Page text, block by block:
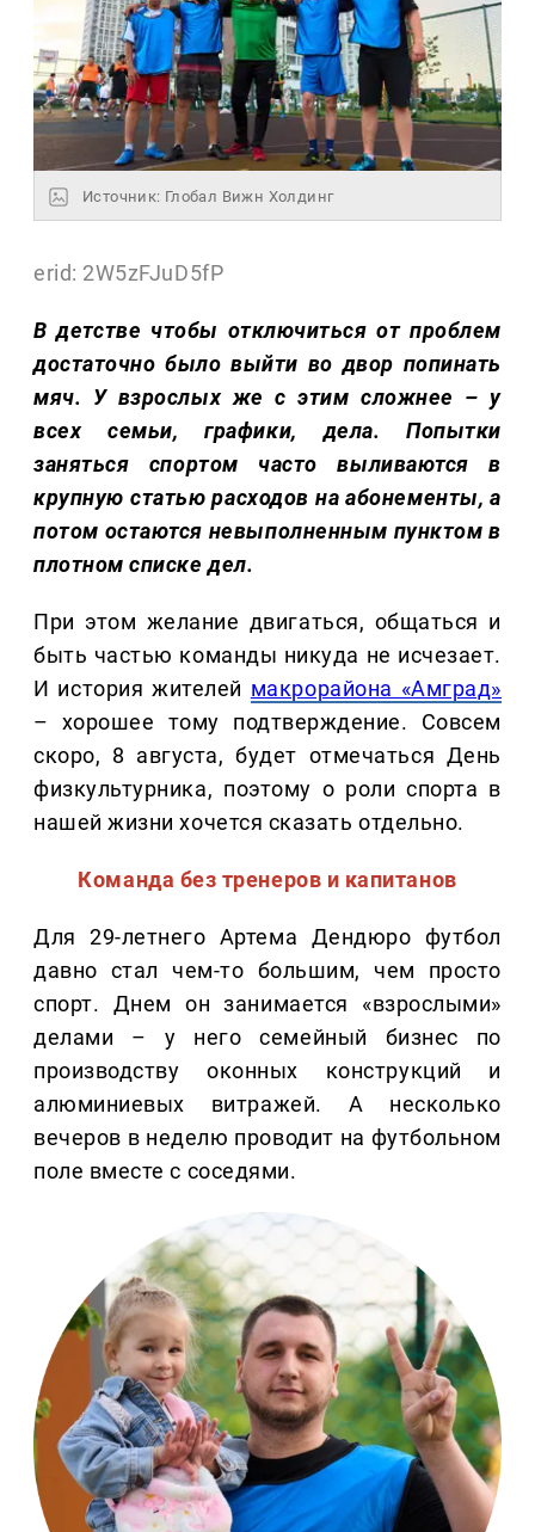
Источник: Глобал Вижн Холдинг
erid: 2W5zFJuD5fP
В детстве чтобы отключиться от проблем
достаточно было выйти во двор попинать
мяч. У взрослых же с этим сложнее – у
всех семьи, графики, дела. Попытки
заняться спортом часто выливаются в
крупную статью расходов на абонементы, а
потом остаются невыполненным пунктом в
плотном списке дел.
При этом желание двигаться, общаться и
быть частью команды никуда не исчезает.
И история жителей макрорайона «Амград»
– хорошее тому подтверждение. Совсем
скоро, 8 августа, будет отмечаться День
физкультурника, поэтому о роли спорта в
нашей жизни хочется сказать отдельно.
Команда без тренеров и капитанов
Для 29-летнего Артема Дендюро футбол
давно стал чем-то большим, чем просто
спорт. Днем он занимается «взрослыми»
делами – у него семейный бизнес по
производству оконных конструкций и
алюминиевых витражей. А несколько
вечеров в неделю проводит на футбольном
поле вместе с соседями.